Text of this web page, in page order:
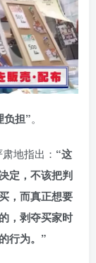
负担”。
地指出： “这
定，不该把判
，而真正想要
，剥夺买家时
行为。”